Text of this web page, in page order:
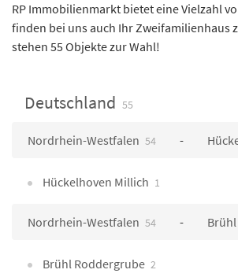
RP Immobilienmarkt bietet eine Vielzahl
finden bei uns auch Ihr Zweifamilienhaus
stehen 55 Objekte zur Wahl!
Deutschland 55
Nordrhein-Westfalen 54
Hückelhoven Millich 1
Nordrhein-Westfalen 54 Brühl
Brühl Roddergrube 2